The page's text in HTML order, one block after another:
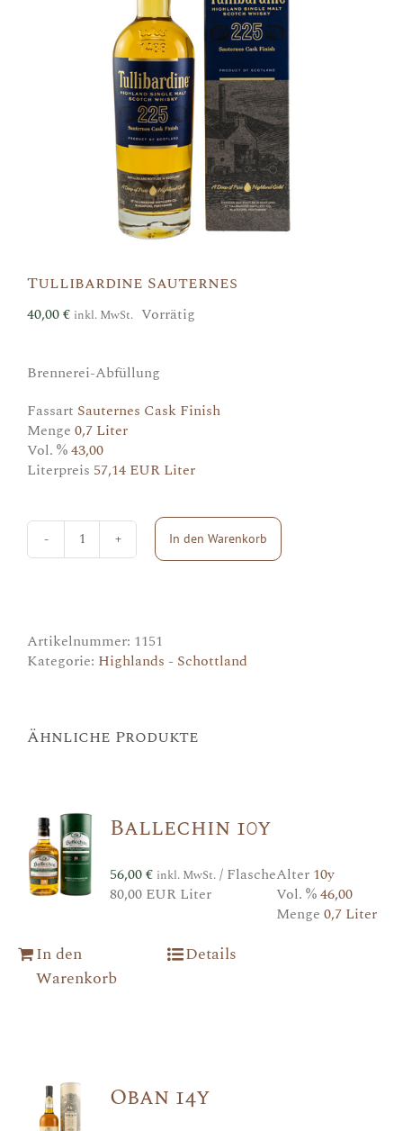
Tullibardine Sauternes
40,00€ inkl. MwSt. Vorrätig
Brennerei-Abfüllung
Fassart Sauternes Cask Finish
Menge 0,7 Liter
Vol. %43,00
Literpreis 57,14 EUR Liter
Tullibardine
Sauternes
In den Warenkorb
Artikelnummer: 1151
Kategorie: Highlands - Schottland
Ähnliche Produkte
Ballechin 10y
56,00€ inkl. MwSt./ Flasche
80,00 EUR Liter
Alter 10y
Vol. %46,00
Menge 0,7 Liter
In den
Warenkorb
Details
Oban 14y